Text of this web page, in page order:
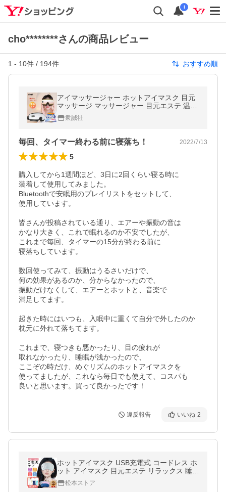
i
cho********さんの商品レビュー
1 - 10件 / 194件 おすすめ順
アイマッサージャー ホットアイマスク 目元
マッサージ マッサージャー 目元エステ 温熱
疲れ眼 目元 むくみ フィット アイマスク ホ
ット USB充電(B1V26YBAB)
衆誠社
毎回、タイマー終わる前に寝落ち！ 2022/7/13
5
購入してから1週間ほど、3日に2回くらい寝る時に
装着して使用してみました。
Bluetoothで安眠用のプレイリストをセットして、
使用しています。
皆さんが投稿されている通り、エアーや振動の音は
かなり大きく、これで眠れるのか不安でしたが、
これまで毎回、タイマーの15分が終わる前に
寝落ちしています。
数回使ってみて、振動はうるさいだけで、
何の効果があるのか、分からなかったので、
振動だけなくして、エアーとホットと、音楽で
満足してます。
起きた時にはいつも、入眠中に重くて自分で外したのか
枕元に外れて落ちてます。
これまで、寝つきも悪かったり、目の疲れが
取れなかったり、睡眠が浅かったので、
ここぞの時だけ、めぐリズムのホットアイマスクを
使ってましたが、これなら毎日でも使えて、コスパも
違反報告 いいね 2
ホットアイマスク USB充電式 コードレス ホ
ット アイマスク 目元エステ リラックス 睡眠
快眠 タイマー 安眠グッズ 女性 男性 遮光 母
の日 プレゼント ギフト 枕
松本ストア